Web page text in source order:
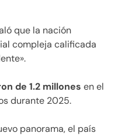
que la nación
compleja calificada
de 1.2 millones en el
durante 2025.
panorama, el país